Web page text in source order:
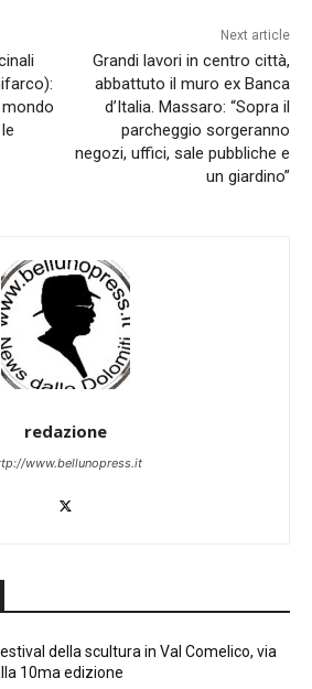
Next article
Grandi lavori in centro città,
abbattuto il muro ex Banca
d’Italia. Massaro: “Sopra il
parcheggio sorgeranno
negozi, uffici, sale pubbliche e
un giardino”
redazione
www.bellunopress.it
della scultura in Val Comelico, via
10ma edizione